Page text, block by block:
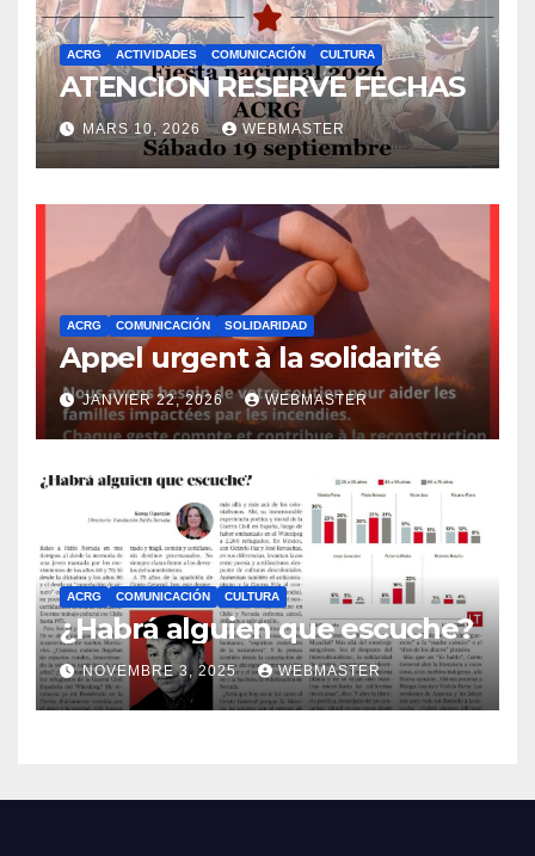
ACRG ACTIVIDADES COMUNICACIÓN CULTURA
ATENCION RESERVE FECHAS
MARS 10, 2026 WEBMASTER
ACRG COMUNICACIÓN SOLIDARIDAD
Appel urgent à la solidarité
JANVIER 22, 2026 WEBMASTER
ACRG COMUNICACIÓN CULTURA
¿Habrá alguien que escuche?
NOVEMBRE 3, 2025 WEBMASTER